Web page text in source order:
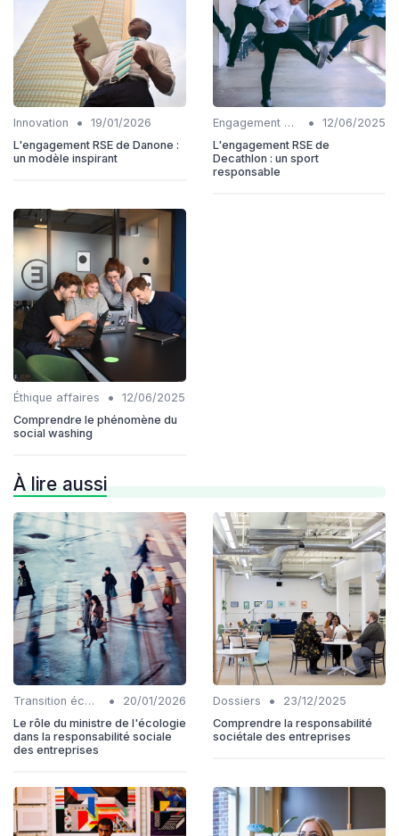
Innovation •
19/01/2026
L'engagement RSE de Danone :
un modèle inspirant
Engagement communautaire •
12/06/2025
L'engagement RSE de
Decathlon : un sport
responsable
Éthique affaires •
12/06/2025
Comprendre le phénomène du
social washing
À lire aussi
Transition écologique •
20/01/2026
Le rôle du ministre de l'écologie
dans la responsabilité sociale
des entreprises
Dossiers •
23/12/2025
Comprendre la responsabilité
sociétale des entreprises